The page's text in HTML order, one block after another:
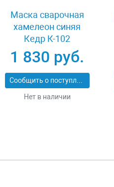
Маска сварочная
хамелеон синяя
Кедр К-102
1 830 руб.
Сообщить о поступлении
Нет в наличии